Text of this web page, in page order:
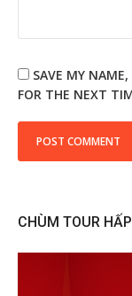
SAVE MY
FOR THE NEXT
CHÙM TOUR